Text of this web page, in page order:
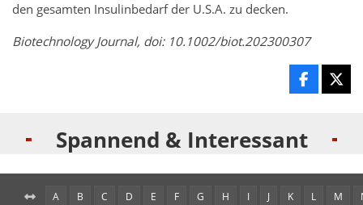
den gesamten Insulinbedarf der U.S.A. zu decken.
Biotechnology Journal, doi: 10.1002/biot.202300307
Spannend & Interessant
A B C D E F G H I J K L M